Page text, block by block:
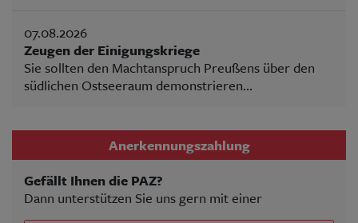
07.08.2026
Zeugen der Einigungskriege
Sie sollten den Machtanspruch Preußens über den
südlichen Ostseeraum demonstrieren...
Anerkennungszahlung
Gefällt Ihnen die PAZ?
Dann unterstützen Sie uns gern mit einer